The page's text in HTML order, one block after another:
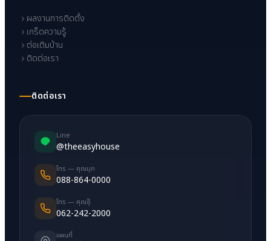
ผลงานการติดตั้ง
เกร็ดความรู้
ต่อเติมบ้าน
ติดต่อเรา
ติดต่อเรา
Line
@theeasyhouse
โทร — คุณมุก
088-864-0000
โทร — คุณอุ๊
062-242-2000
แผนที่